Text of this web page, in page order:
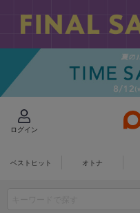
ログイン
ベストヒット オトナ